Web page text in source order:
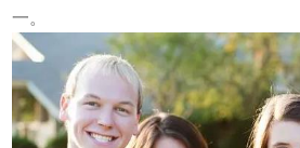
一。